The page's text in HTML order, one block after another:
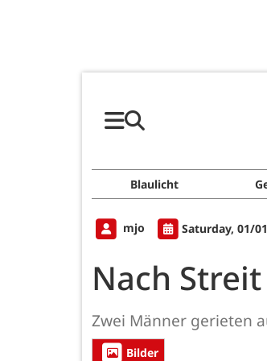
Blaulicht
mjo Saturday, 01/
Nach
Zwei Männer gerieten
Bilder